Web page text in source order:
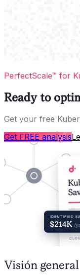
PerfectScale™ for
Ready to
Get your free
Get FREE analysis
Visión general